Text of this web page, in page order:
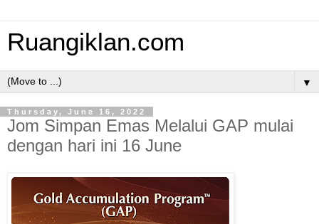
Ruangiklan.com
▼
Thursday, June 16, 2022
Jom Simpan Emas Melalui GAP mulai
dengan hari ini 16 June